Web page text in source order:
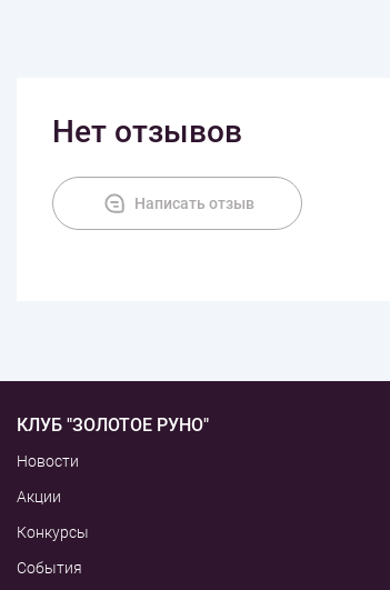
Нет отзывов
Написать отзыв
КЛУБ "ЗОЛОТОЕ РУНО"
Новости
Акции
Конкурсы
События